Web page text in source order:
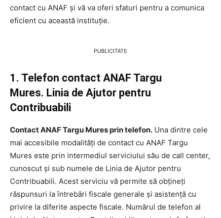
contact cu ANAF și vă va oferi sfaturi pentru a comunica
eficient cu această instituție.
PUBLICITATE
1. Telefon contact ANAF Targu
Mures. Linia de Ajutor pentru
Contribuabili
Contact ANAF Targu Mures prin telefon. Una dintre cele
mai accesibile modalități de contact cu ANAF Targu
Mures este prin intermediul serviciului său de call center,
cunoscut și sub numele de Linia de Ajutor pentru
Contribuabili. Acest serviciu vă permite să obțineți
răspunsuri la întrebări fiscale generale și asistență cu
privire la diferite aspecte fiscale. Numărul de telefon al